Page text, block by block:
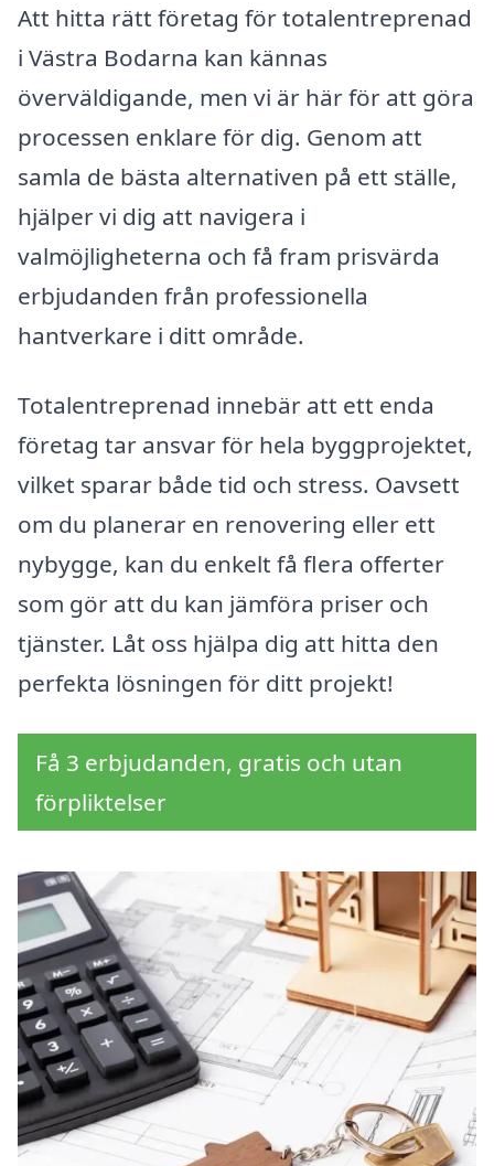
Att hitta rätt företag för totalentreprenad
i Västra Bodarna kan kännas
överväldigande, men vi är här för att göra
processen enklare för dig. Genom att
samla de bästa alternativen på ett ställe,
hjälper vi dig att navigera i
valmöjligheterna och få fram prisvärda
erbjudanden från professionella
hantverkare i ditt område.
Totalentreprenad innebär att ett enda
företag tar ansvar för hela byggprojektet,
vilket sparar både tid och stress. Oavsett
om du planerar en renovering eller ett
nybygge, kan du enkelt få flera offerter
som gör att du kan jämföra priser och
tjänster. Låt oss hjälpa dig att hitta den
perfekta lösningen för ditt projekt!
Få 3 erbjudanden, gratis och utan
förpliktelser